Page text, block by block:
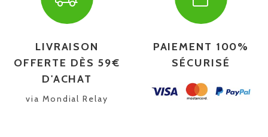
LIVRAISON
OFFERTE DÈS 59€
D'ACHAT
via Mondial Relay
PAIEMENT 100%
SÉCURISÉ